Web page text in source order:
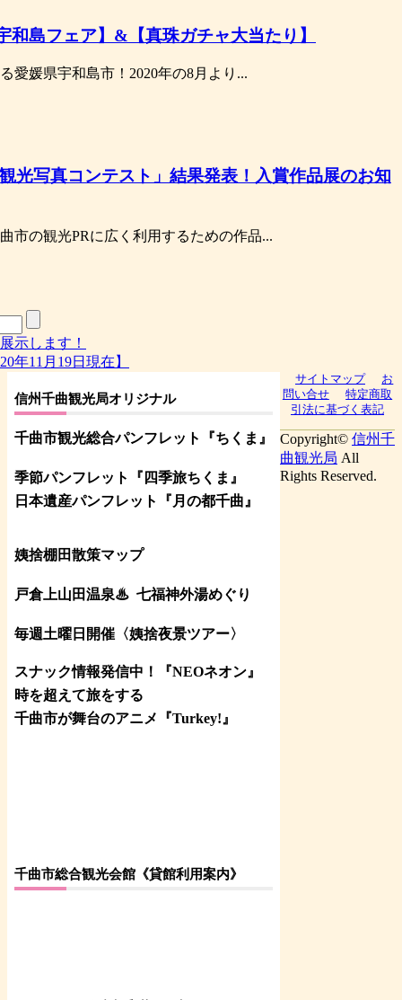
和島フェア】&【真珠ガチャ大当たり】
愛媛県宇和島市！2020年の8月より...
光写真コンテスト」結果発表！入賞作品展のお知
市の観光PRに広く利用するための作品...
示します！
年11月19日現在】
信州千曲観光局オリジナル
千曲市観光総合パンフレット 『ちくま 』
季節パンフレット『四季旅ちくま』
日本遺産パンフレット
『月の都千曲 』
姨捨棚田散策マップ
戸倉上山田温泉♨ 七福神外湯めぐり
毎週土曜日開催〈姨捨夜景ツアー〉
スナック情報発信中！『NEOネオン』
時を超えて旅をする
千曲市が舞台のアニメ『Turkey!』
千曲市総合観光会館《貸館利用案内》
サイトマップ
お
問い合せ
特定商取
引法に基づく表記
Copyright© 信州千
曲観光局 All
Rights Reserved.